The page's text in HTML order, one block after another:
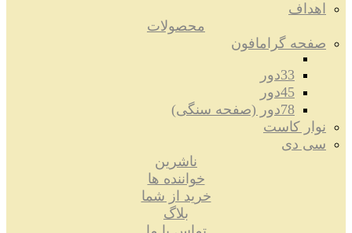
اهداف
محصولات
صفحه گرامافون
33دور
45دور
78دور (صفحه سنگی)
نوار کاست
سی دی
ناشرین
خواننده ها
خرید از شما
بلاگ